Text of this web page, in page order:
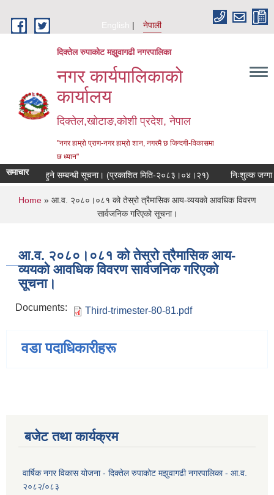
English
नेपाली
दिक्तेल रुपाकोट मझुवागढी नगरपालिका
नगर कार्यपालिकाको
कार्यालय
दिक्तेल,खोटाङ,कोशी प्रदेश, नेपाल
"नगर हाम्रो प्राण-नगर हाम्रो शान, नगरमै छ जिन्दगी-विकासमा
छ ध्यान"
समाचार
सुनुवाई हुने सम्बन्धी सूचना। (प्रकाशित मिति-२०८३।०४।२१) निःशुल्क जग्गा
You are here
Home» आ.व. २०८०।०८१ को तेस्रो त्रैमासिक आय-व्ययको आवधिक विवरण
सार्वजनिक गरिएको सूचना।
आ.व. २०८०।०८१ को तेस्रो त्रैमासिक आय-
व्ययको आवधिक विवरण सार्वजनिक गरिएको
सूचना।
Documents: Third-trimester-80-81.pdf
वडा पदाधिकारीहरू
बजेट तथा कार्यक्रम
वार्षिक नगर विकास योजना - दिक्तेल रुपाकोट मझुवागढी नगरपालिका - आ.व.
२०८२/०८३